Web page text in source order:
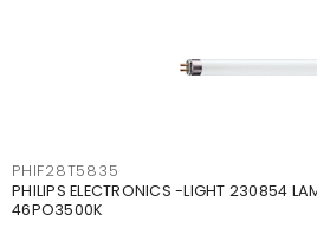
PHIF28T5835
PHILIPS ELECTRONICS -LIGHT 230854
46PO3500K